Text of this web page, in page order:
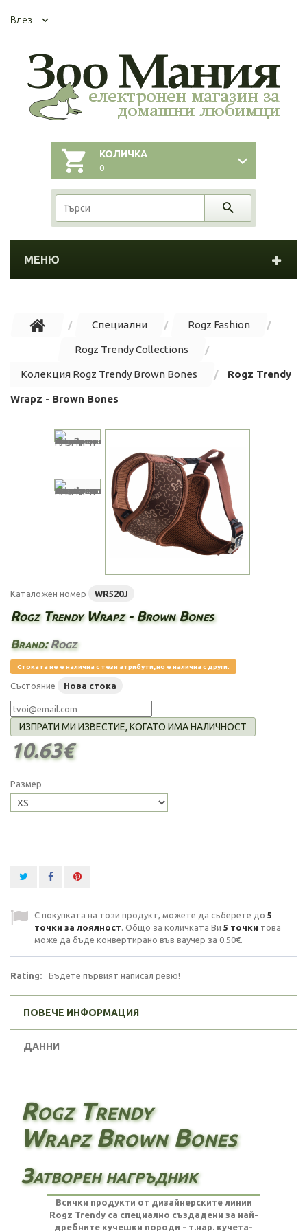
Влез
КОЛИЧКА
0
МЕНЮ
Специални Rogz Fashion
Rogz Trendy Collections
Колекция Rogz Trendy Brown Bones Rogz Trendy
Wrapz - Brown Bones
Каталожен номер WR520J
Rogz Trendy Wrapz - Brown Bones
Brand:Rogz
Стоката не е налична с тези атрибути, но е налична с други.
Състояние Нова стока
ИЗПРАТИ МИ ИЗВЕСТИЕ, КОГАТО ИМА НАЛИЧНОСТ
10.63€
Размер
С покупката на този продукт, можете да съберете до 5
точки за лоялност. Общо за количката Ви 5 точки това
може да бъде конвертирано във ваучер за 0.50€.
Rating: Бъдете първият написал ревю!
ПОВЕЧЕ ИНФОРМАЦИЯ
ДАННИ
Rogz Trendy
Wrapz Brown Bones
Затворен нагръдник
Всички продукти от дизайнерските линии
Rogz Trendy са специално създадени за най-
дребните кучешки породи - т.нар. кучета-